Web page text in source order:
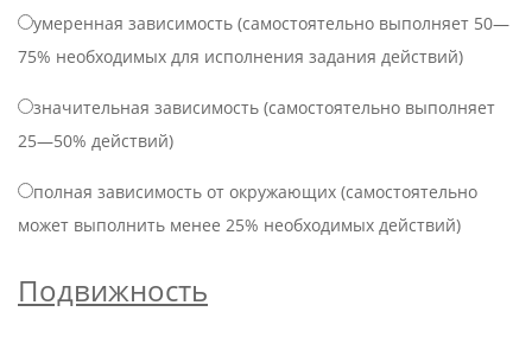
умеренная зависимость (самостоятельно выполняет 50—
75% необходимых для исполнения задания действий)
значительная зависимость (самостоятельно выполняет
25—50% действий)
полная зависимость от окружающих (самостоятельно
может выполнить менее 25% необходимых действий)
Подвижность